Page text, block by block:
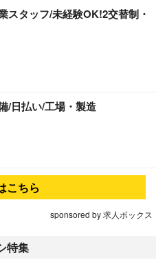
スタッフ/未経験OK!2交替制・
/日払い/工場・製造
こちら
sponsored by 求人ボックス
特集